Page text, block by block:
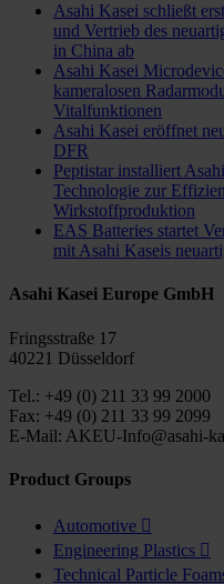
Asahi Kasei schließt
und Vertrieb des
in China ab
Asahi Kasei
kameralosen
Vitalfunktionen
Asahi Kasei eröffnet
DFR
Peptistar installiert
Technologie zur
Wirkstoffproduktion
EAS Batteries startet
mit Asahi Kaseis
Asahi Kasei Europe GmbH
Fringsstraße 17
40221 Düsseldorf
Tel.: +49 (0) 211 33 99 2000
Fax: +49 (0) 211 33 99 2099
E-Mail: AKEU-Info@asahi-
Product Groups
Automotive 
Engineering Plastics 
Technical Particle